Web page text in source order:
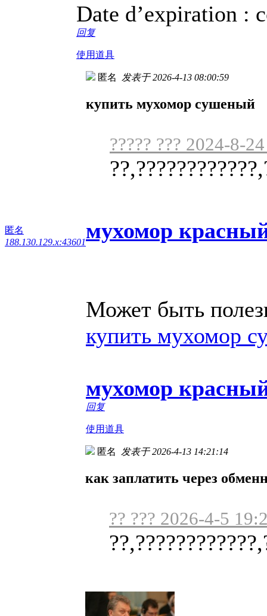
Date d’expiration :
回复
使用道具
匿名
188.130.129.x:43601
匿名 发表于 2026-4-13 08:00:59
купить мухомор сушеный
????? ??? 2024-8-
мухомор
Может быть
купить мухомор
мухомор
回复
使用道具
匿名 发表于 2026-4-13 14:21:14
как заплатить через
?? ??? 2026-4-5